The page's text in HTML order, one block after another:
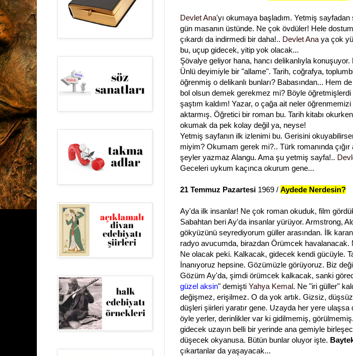
Devlet Ana'yı okumaya başladım. Yetmiş
gün masanın üstünde. Ne çok övdüler! Hele dostum
çıkardı da indirmedi bir daha!.. Devlet Ana ya çok
bu, uçup gidecek, yitip yok olacak...
Şövalye geliyor hana, hancı delikanlıyla
Ünlü deyimiyle bir "allame". Tarih, coğrafya,
öğrenmiş o delikanlı bunları? Babasından... Hem
bol olsun demek gerekmez mi? Böyle
şaştım kaldım! Yazar, o çağa ait neler
aktarmış. Öğretici bir roman bu. Tarih kitabı
okumak da pek kolay değil ya, neyse!
Yetmiş sayfanın ilk izlenimi bu. Gerisini
miyim? Okumam gerek mi?.. Türk romanında
şeyler yazmaz Alangu. Ama şu yetmiş sayfa!..
Geceleri uykum kaçınca okurum gene...
21 Temmuz Pazartesi 1969 / Aydede Nerdesin?
Ay'da ilk insanlar! Ne çok roman okuduk, film
Sabahtan beri Ay'da insanlar yürüyor. Armstrong,
gökyüzünü seyrediyorum güller arasından. İlk
radyo avucumda, birazdan Örümcek havalanacak.
Ne olacak peki. Kalkacak, gidecek kendi gücüyle.
İnanıyoruz hepsine. Gözümüzle görüyoruz. Biz
Gözüm Ay'da, şimdi örümcek kalkacak, sanki
güzel aksin" demişti Yahya Kemal. Ne "iri güller"
değişmez, erişilmez. O da yok artık. Gizsiz,
düşleri şiirleri yaratır gene. Uzayda her yere
öyle yerler, derinlikler var ki gidilmemiş,
gidecek uzayın belli bir yerinde ana gemiyle
düşecek okyanusa. Bütün bunlar oluyor işte.
çıkartanlar da yaşayacak...